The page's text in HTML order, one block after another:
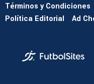
Términos y Condiciones
Política Editorial
Ad